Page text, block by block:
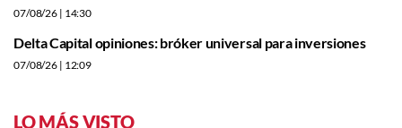
07/08/26 | 14:30
Delta Capital opiniones: bróker universal para inversiones
07/08/26 | 12:09
LO MÁS VISTO